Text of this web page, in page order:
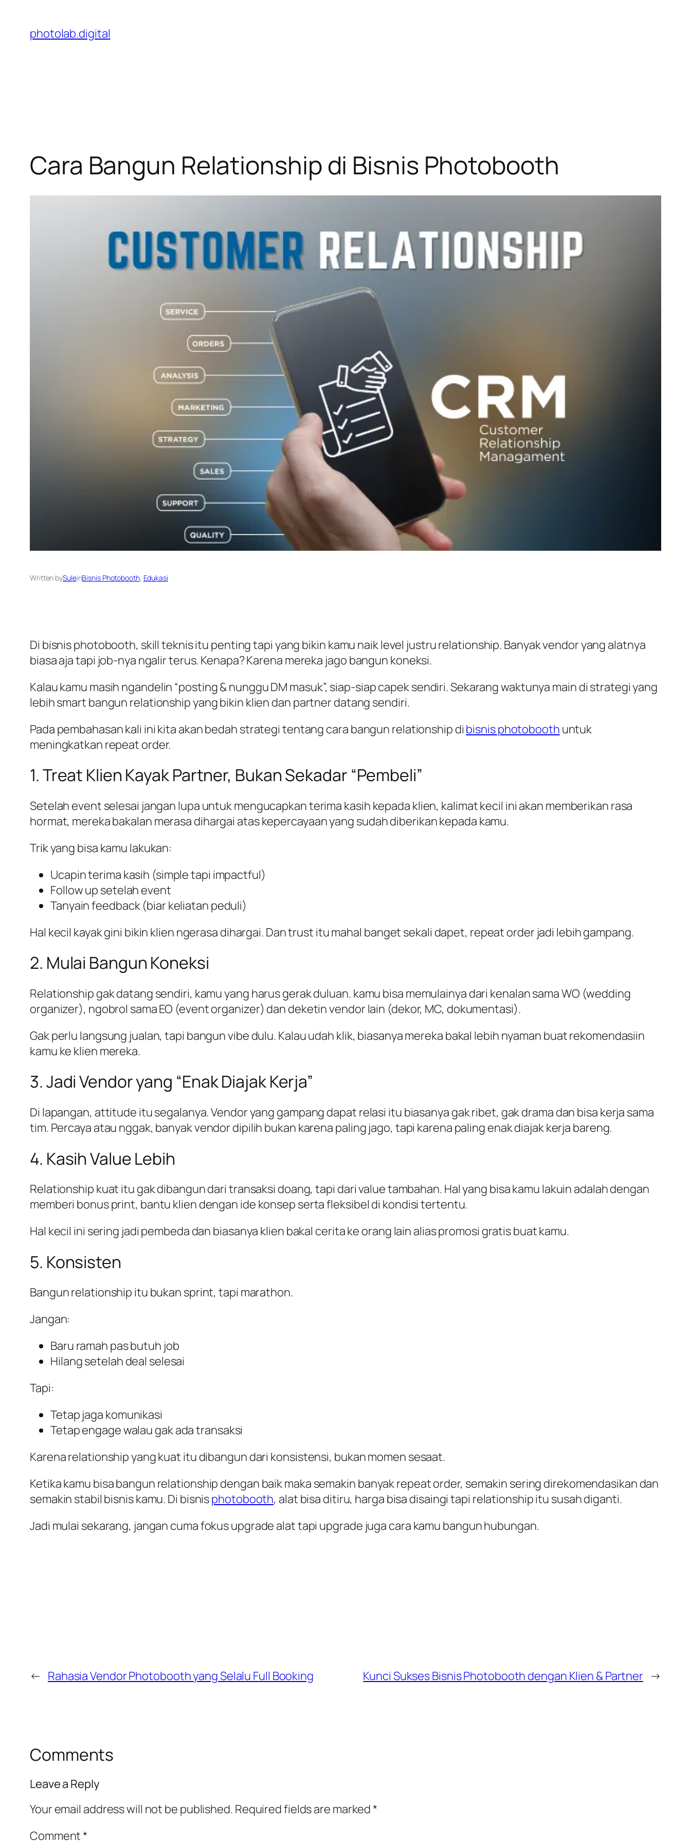
content
photolab.digital
Cara Bangun Relationship di Bisnis Photobooth
Written bySuleinBisnis Photobooth, Edukasi
Di bisnis photobooth, skill teknis itu penting tapi yang bikin kamu naik level justru relationship. Banyak vendor yang alatnya
biasa aja tapi job-nya ngalir terus. Kenapa? Karena mereka jago bangun koneksi.
Kalau kamu masih ngandelin “posting & nunggu DM masuk”, siap-siap capek sendiri. Sekarang waktunya main di strategi yang
lebihsmart bangun relationship yang bikin klien dan partner datang sendiri.
Pada pembahasan kali ini kita akan bedah strategi tentang cara bangun relationship di bisnis photobooth untuk
meningkatkan repeat order.
1. Treat Klien Kayak Partner, Bukan Sekadar “Pembeli”
Setelah event selesai jangan lupa untuk mengucapkan terima kasih kepada klien, kalimat kecil ini akan memberikan rasa
hormat, mereka bakalan merasa dihargai atas kepercayaan yang sudah diberikan kepada kamu.
Trik yang bisa kamu lakukan:
Ucapin terima kasih (simple tapi impactful)
Follow up setelah event
Tanyain feedback (biar keliatan peduli)
Hal kecil kayak gini bikin klien ngerasa dihargai. Dan trust itu mahal banget sekali dapet, repeat order jadi lebih gampang.
2. Mulai Bangun Koneksi
Relationship gak datang sendiri, kamu yang harus gerak duluan. kamu bisa memulainya dari kenalan sama WO (wedding
organizer), ngobrol sama EO (event organizer) dan deketin vendor lain (dekor, MC, dokumentasi).
Gak perlu langsung jualan, tapi bangun vibe dulu. Kalau udah klik, biasanya mereka bakal lebih nyaman buat rekomendasiin
kamu ke klien mereka.
3. Jadi Vendor yang “Enak Diajak Kerja”
Di lapangan, attitude itu segalanya. Vendor yang gampang dapat relasi itu biasanya gak ribet, gak drama dan bisa kerja sama
tim. Percaya atau nggak, banyak vendor dipilih bukan karena paling jago, tapi karena paling enak diajak kerja bareng.
4. Kasih Value Lebih
Relationship kuat itu gak dibangun dari transaksi doang, tapi dari value tambahan. Hal yang bisa kamu lakuin adalah dengan
memberi bonus print, bantu klien dengan ide konsep serta fleksibel di kondisi tertentu.
Hal kecil ini sering jadi pembeda dan biasanya klien bakal cerita ke orang lain alias promosi gratis buat kamu.
5. Konsisten
Bangun relationship itu bukan sprint, tapi marathon.
Jangan:
Baru ramah pas butuh job
Hilang setelah deal selesai
Tapi:
Tetap jaga komunikasi
Tetap engage walau gak ada transaksi
Karena relationship yang kuat itu dibangun dari konsistensi, bukan momen sesaat.
Ketika kamu bisa bangun relationship dengan baik maka semakin banyak repeat order, semakin sering direkomendasikan dan
semakin stabil bisnis kamu. Di bisnisphotobooth, alat bisa ditiru, harga bisa disaingi tapi relationship itu susah diganti.
Jadi mulai sekarang, jangan cuma fokus upgrade alat tapi upgrade juga cara kamu bangun hubungan.
← Rahasia Vendor Photobooth yang Selalu Full Booking Kunci Sukses Bisnis Photobooth dengan Klien & Partner →
Comments
Leave a Reply
Your email address will not be published. Required fields are marked*
Comment*